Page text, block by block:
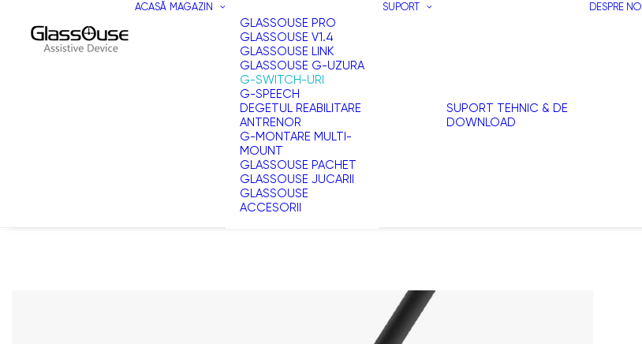
ACASĂ MAGAZIN
GLASSOUSE PRO
GLASSOUSE V1.4
GLASSOUSE LINK
GLASSOUSE G-UZURA
G-SWITCH-URI
G-SPEECH
DEGETUL REABILITARE
ANTRENOR
G-MONTARE MULTI-
MOUNT
GLASSOUSE PACHET
GLASSOUSE JUCARII
GLASSOUSE
ACCESORII
SUPORT
SUPORT TEHNIC & DE
DOWNLOAD
DESPRE NOI